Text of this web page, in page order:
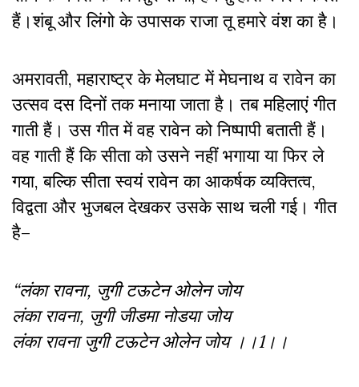
हैं।शंबू और लिंगो के उपासक राजा तू हमारे वंश का है।
अमरावती, महाराष्ट्र के मेलघाट में मेघनाथ व रावेन का
उत्सव दस दिनों तक मनाया जाता है। तब महिलाएं गीत
गाती हैं। उस गीत में वह रावेन को निष्पापी बताती हैं।
वह गाती हैं कि सीता को उसने नहीं भगाया या फिर ले
गया, बल्कि सीता स्वयं रावेन का आकर्षक व्यक्तित्व,
विद्वता और भुजबल देखकर उसके साथ चली गई। गीत
है–
“लंका रावना, जुगी टऊटेन ओलेन जोय
लंका रावना, जुगी जीडमा नोडया जोय
लंका रावना जुगी टऊटेन ओलेन जोय ।।1।।